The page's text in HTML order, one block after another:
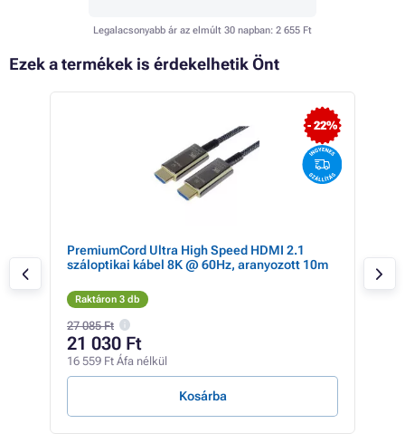
Legalacsonyabb ár az elmúlt 30 napban: 2 655 Ft
Ezek a termékek is érdekelhetik Önt
- 22%
PremiumCord Ultra High Speed HDMI 2.1
száloptikai kábel 8K @ 60Hz, aranyozott 10m
Raktáron 3 db
27 085 Ft
21 030 Ft
16 559 Ft Áfa nélkül
Kosárba